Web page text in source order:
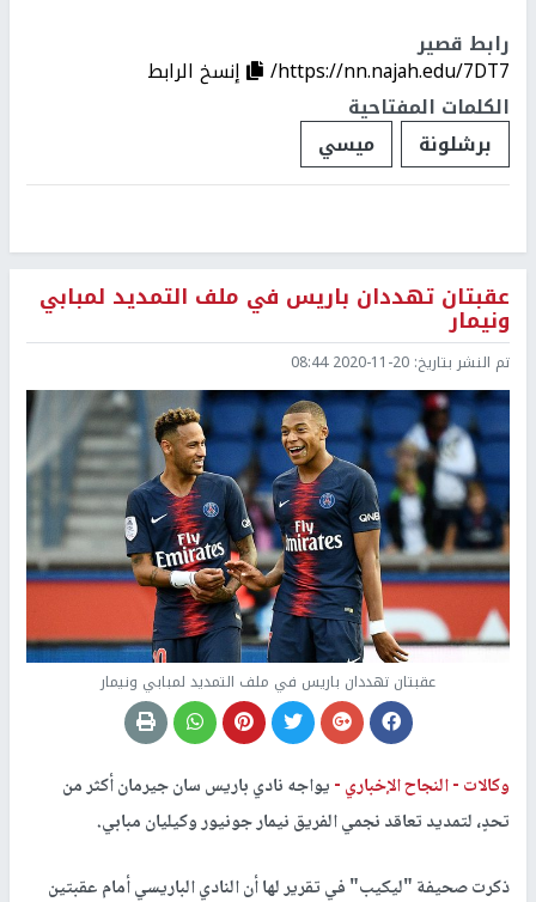
رابط قصير
https://nn.najah.edu/7DT7/
إنسخ الرابط
الكلمات المفتاحية
برشلونة
ميسي
عقبتان تهددان باريس في ملف التمديد لمبابي
ونيمار
تم النشر بتاريخ: 2020-11-20 08:44
عقبتان تهددان باريس في ملف التمديد لمبابي ونيمار
وكالات -النجاح الإخباري -يواجه نادي باريس سان جيرمان أكثر من
تحدٍ، لتمديد تعاقد نجمي الفريق نيمار جونيور وكيليان مبابي.
ذكرت صحيفة "ليكيب" في تقرير لها أن النادي الباريسي أمام عقبتين